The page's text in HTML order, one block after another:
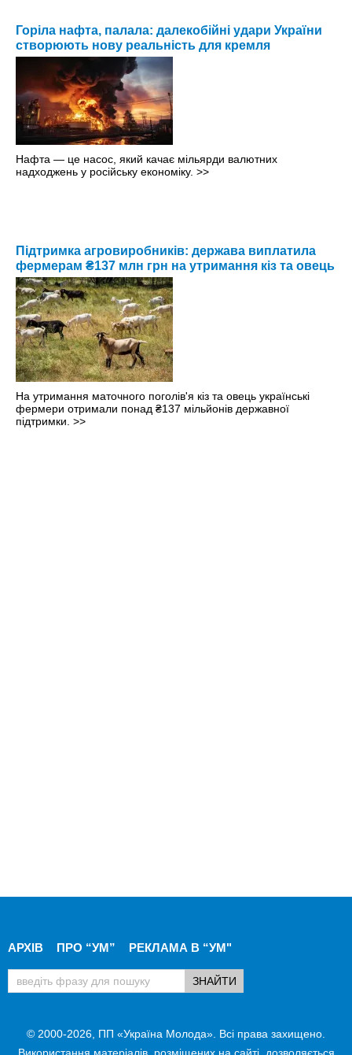
Горіла нафта, палала: далекобійні удари України
створюють нову реальність для кремля
Нафта — це насос, який качає мільярди валютних
надходжень у російську економіку. >>
Підтримка агровиробників: держава виплатила
фермерам ₴137 млн грн на утримання кіз та овець
На утримання маточного поголів'я кіз та овець українські
фермери отримали понад ₴137 мільйонів державної
підтримки. >>
АРХІВ ПРО “УМ” РЕКЛАМА В “УМ"
© 2000-2026, ПП «Україна Молода». Всі права захищено.